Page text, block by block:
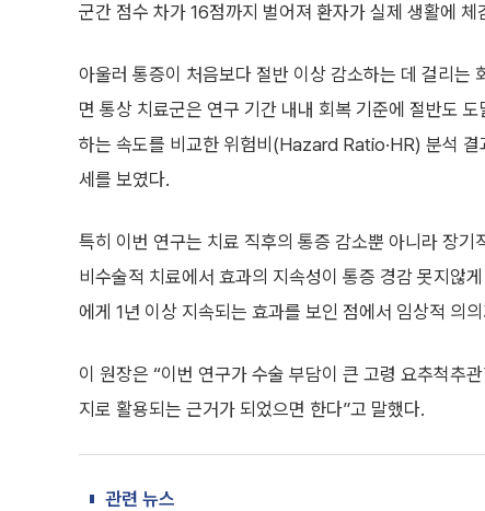
군간 점수 차가 16점까지 벌어져 환자가 실제 생활에
아울러 통증이 처음보다 절반 이상 감소하는 데 걸리는
면 통상 치료군은 연구 기간 내내 회복 기준에 절반도
하는 속도를 비교한 위험비(Hazard Ratio·HR) 분석
세를 보였다.
특히 이번 연구는 치료 직후의 통증 감소뿐 아니라 장
비수술적 치료에서 효과의 지속성이 통증 경감 못지않
에게 1년 이상 지속되는 효과를 보인 점에서 임상적 의
이 원장은 “이번 연구가 수술 부담이 큰 고령 요추척추
지로 활용되는 근거가 되었으면 한다”고 말했다.
관련 뉴스